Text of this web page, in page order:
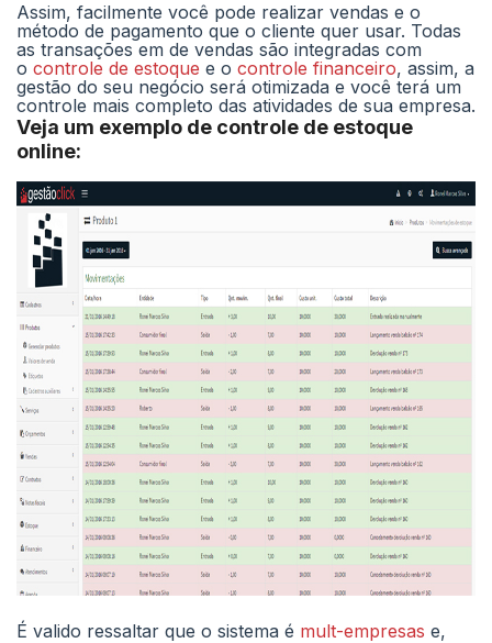
Assim, facilmente você pode realizar vendas e o
método de pagamento que o cliente quer usar. Todas
as transações em de vendas são integradas com
o controle de estoque e o controle financeiro, assim, a
gestão do seu negócio será otimizada e você terá um
controle mais completo das atividades de sua empresa.
Veja um exemplo de controle de estoque
online:
É valido ressaltar que o sistema é mult-empresas e,